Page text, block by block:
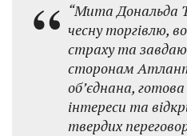
“Мита Дональда
чесну торгівлю,
страху та
сторонам
об’єднана,
інтереси та
твердих